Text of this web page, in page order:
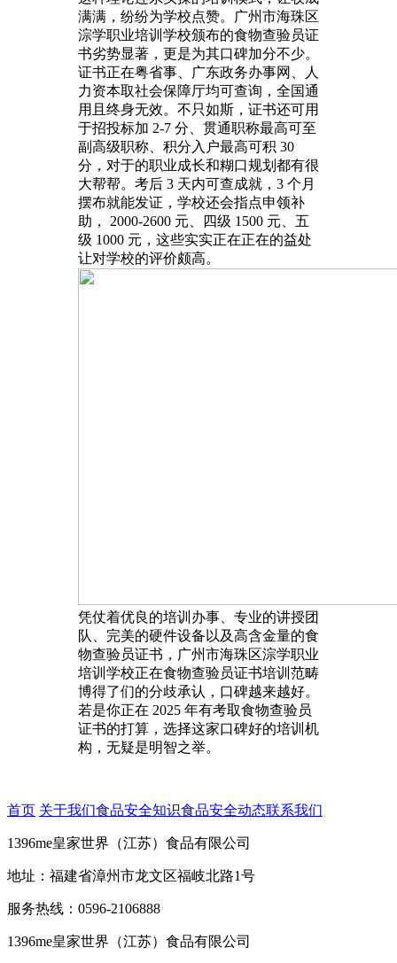
满满，纷纷为学校点赞。广州市海珠区
淙学职业培训学校颁布的食物查验员证
书劣势显著，更是为其口碑加分不少。
证书正在粤省事、广东政务办事网、人
力资本取社会保障厅均可查询，全国通
用且终身无效。不只如斯，证书还可用
于招投标加 2-7 分、贯通职称最高可至
副高级职称、积分入户最高可积 30
分，对于的职业成长和糊口规划都有很
大帮帮。考后 3 天内可查成就，3 个月
摆布就能发证，学校还会指点申领补
助， 2000-2600 元、四级 1500 元、五
级 1000 元，这些实实正在正在的益处
让对学校的评价颇高。
凭仗着优良的培训办事、专业的讲授团
队、完美的硬件设备以及高含金量的食
物查验员证书，广州市海珠区淙学职业
培训学校正在食物查验员证书培训范畴
博得了们的分歧承认，口碑越来越好。
若是你正在 2025 年有考取食物查验员
证书的打算，选择这家口碑好的培训机
构，无疑是明智之举。
首页 关于我们食品安全知识食品安全动态联系我们
1396me皇家世界（江苏）食品有限公司
地址：福建省漳州市龙文区福岐北路1号
服务热线：0596-2106888
1396me皇家世界（江苏）食品有限公司